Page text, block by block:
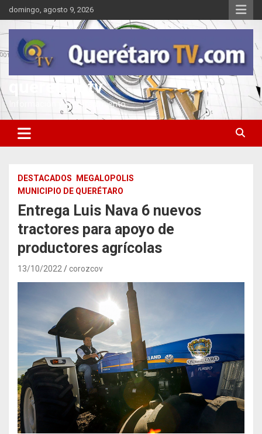
Saltar
al
contenido
domingo, agosto 9, 2026
queretarotv
Información y entretenimiento
DESTACADOS
MEGALOPOLIS
MUNICIPIO DE QUERÉTARO
Entrega Luis Nava 6 nuevos
tractores para apoyo de
productores agrícolas
13/10/2022 corozcov